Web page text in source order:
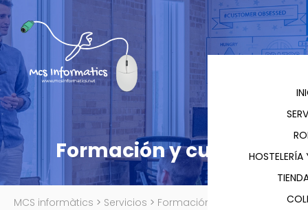
Formación y cursos
MCS informàtics > Servicios > Formación y cursos